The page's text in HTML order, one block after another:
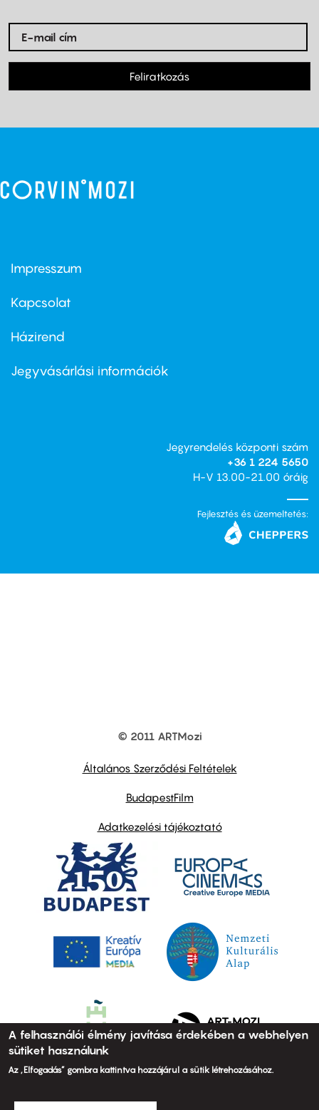
Feliratkozás
Footer
first
Impresszum
Kapcsolat
Footer
second
Házirend
Jegyvásárlási információk
Jegyrendelés központi szám
+36 1 224 5650
H-V 13.00-21.00 óráig
Fejlesztés és üzemeltetés:
© 2011 ARTMozi
Általános Szerződési Feltételek
BudapestFilm
Adatkezelési tájékoztató
A felhasználói élmény javítása érdekében a webhelyen
sütiket használunk
Az „Elfogadás” gombra kattintva hozzájárul a sütik létrehozásához.